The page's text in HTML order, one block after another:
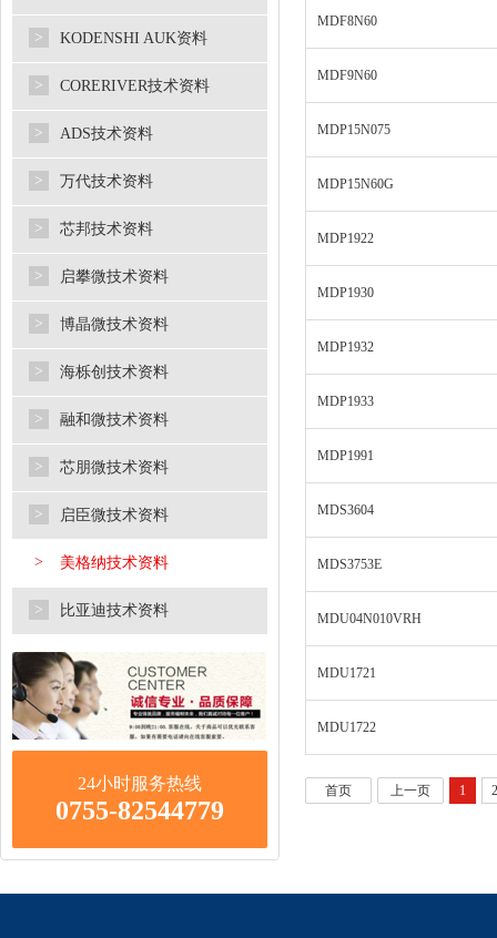
> KODENSHI AUK资料
> CORERIVER技术资料
> ADS技术资料
> 万代技术资料
> 芯邦技术资料
> 启攀微技术资料
> 博晶微技术资料
> 海栎创技术资料
> 融和微技术资料
> 芯朋微技术资料
> 启臣微技术资料
> 美格纳技术资料
> 比亚迪技术资料
24小时服务热线
0755-82544779
MDF8N60
MDF9N60
MDP15N075
MDP15N60G
MDP1922
MDP1930
MDP1932
MDP1933
MDP1991
MDS3604
MDS3753E
MDU04N010VRH
MDU1721
MDU1722
首页 上一页 1 2